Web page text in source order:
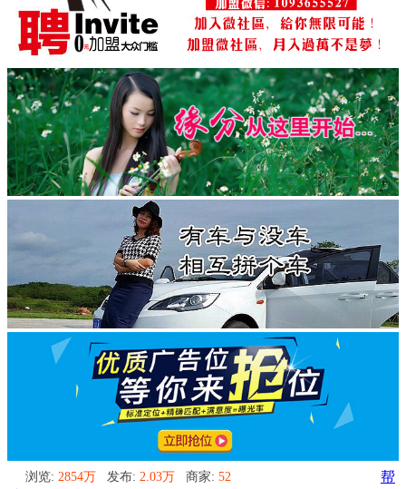
浏览: 2854万 发布: 2.03万 商家: 52
帮